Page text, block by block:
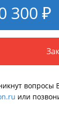
300 ₽
или